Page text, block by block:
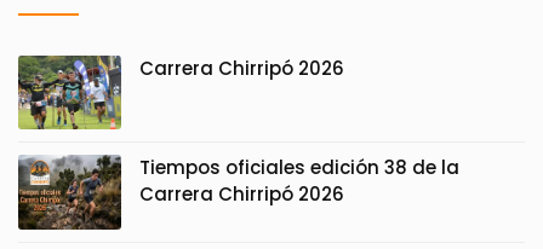
Carrera Chirripó 2026
Tiempos oficiales edición 38 de la
Carrera Chirripó 2026